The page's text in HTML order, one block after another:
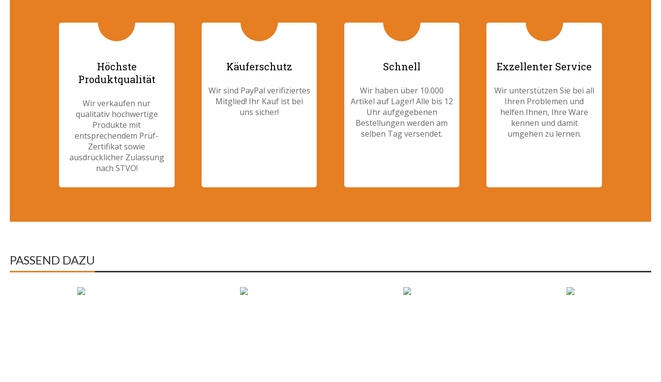
Höchste
Produktqualität
Wir verkaufen nur
qualitativ hochwertige
Produkte mit
entsprechendem Prüf-
Zertifikat sowie
ausdrücklicher Zulassung
nach STVO!
Käuferschutz
Wir sind PayPal verifiziertes
Mitglied! Ihr Kauf ist bei
uns sicher!
Schnell
Wir haben über 10.000
Artikel auf Lager! Alle bis 12
Uhr aufgegebenen
Bestellungen werden am
selben Tag versendet.
Exzellenter Service
Wir unterstützen Sie bei all
Ihren Problemen und
helfen Ihnen, Ihre Ware
kennen und damit
umgehen zu lernen.
PASSEND DAZU